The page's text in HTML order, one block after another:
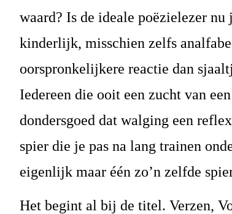
waard? Is de ideale poëzielezer nu
kinderlijk, misschien zelfs
oorspronkelijkere reactie dan
Iedereen die ooit een zucht van
dondersgoed dat walging een
spier die je pas na lang trainen
eigenlijk maar één zo’n zelfde
Het begint al bij de titel. Verzen,